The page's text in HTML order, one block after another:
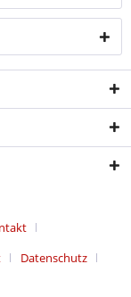
Datenschutz